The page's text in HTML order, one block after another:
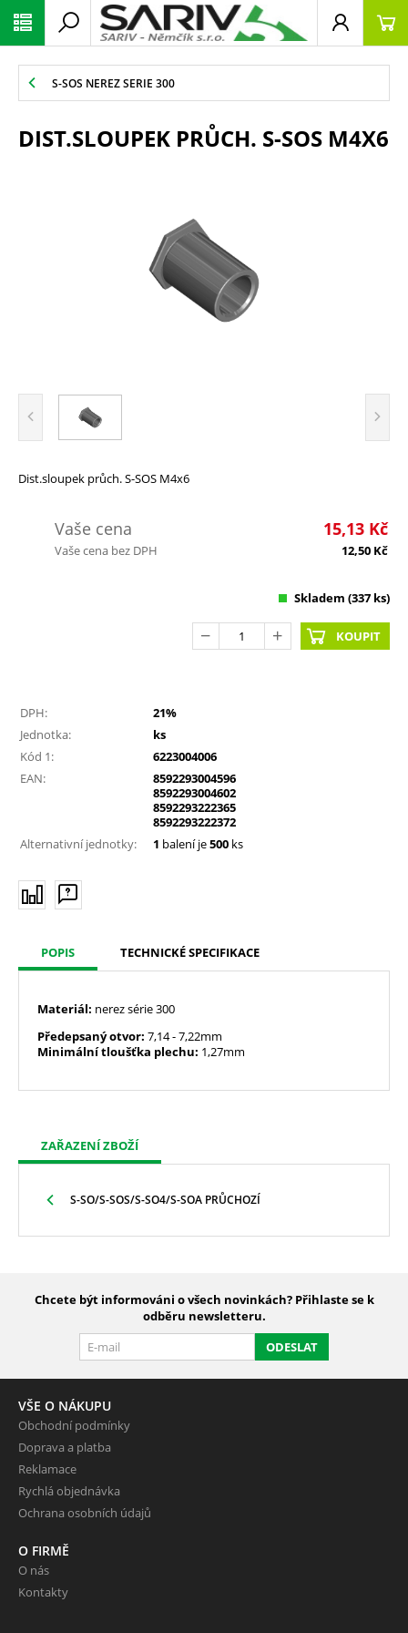
S-SOS NEREZ SERIE 300
DIST.SLOUPEK PRŮCH. S-SOS M4X6
Dist.sloupek průch. S-SOS M4x6
Vaše cena 15,13 Kč
Vaše cena bez DPH 12,50 Kč
Skladem (337 ks)
KOUPIT
DPH:
21%
Jednotka:
ks
Kód 1:
6223004006
EAN:
8592293004596
8592293004602
8592293222365
8592293222372
Alternativní jednotky:
1 balení je500 ks
POPIS TECHNICKÉ SPECIFIKACE
Materiál: nerez série 300
Předepsaný otvor: 7,14- 7,22mm
Minimální tloušťka plechu: 1,27mm
ZAŘAZENÍ ZBOŽÍ
S-SO/S-SOS/S-SO4/S-SOA PRŮCHOZÍ
Chcete být informováni o všech novinkách? Přihlaste se k
odběru newsletteru.
ODESLAT
VŠE O NÁKUPU
Obchodní podmínky
Doprava a platba
Reklamace
Rychlá objednávka
Ochrana osobních údajů
O FIRMĚ
O nás
Kontakty